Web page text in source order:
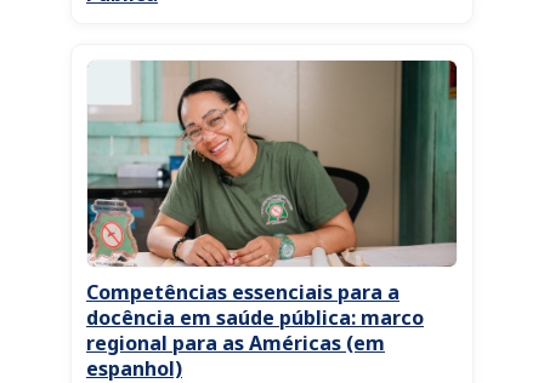
Competências essenciais para a
docência em saúde pública: marco
regional para as Américas (em
espanhol)